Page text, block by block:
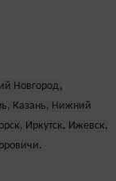
Новгород,
Казань, Нижний
Иркутск, Ижевск,